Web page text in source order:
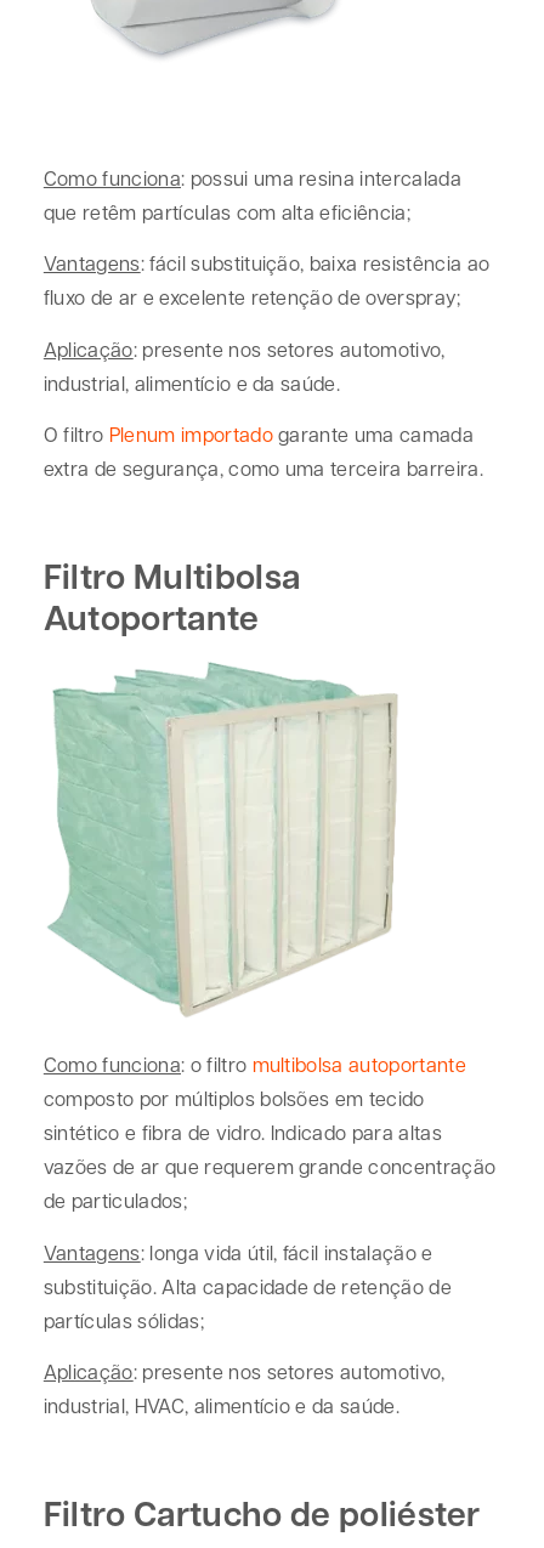
Como funciona: possui uma resina intercalada
que retêm partículas com alta eficiência;
Vantagens: fácil substituição, baixa resistência ao
fluxo de ar e excelente retenção de overspray;
Aplicação: presente nos setores automotivo,
industrial, alimentício e da saúde.
O filtro Plenum importadogarante uma camada
extra de segurança, como uma terceira barreira.
Filtro Multibolsa
Autoportante
Como funciona: o filtro multibolsa autoportante
composto por múltiplos bolsões em tecido
sintético e fibra de vidro. Indicado para altas
vazões de ar que requerem grande concentração
de particulados;
Vantagens: longa vida útil, fácil instalação e
substituição. Alta capacidade de retenção de
partículas sólidas;
Aplicação: presente nos setores automotivo,
industrial, HVAC, alimentício e da saúde.
Filtro Cartucho de poliéster